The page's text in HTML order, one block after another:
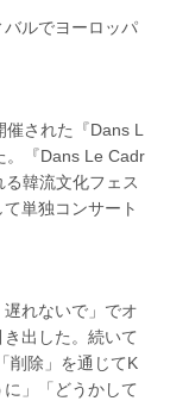
ルでヨーロッパ
された『Dans L
。『Dans Le Cadr
韓流文化フェス
単独コンサート
れないで」でオ
出した。続いて
削除」を通じてK
」「どうかして